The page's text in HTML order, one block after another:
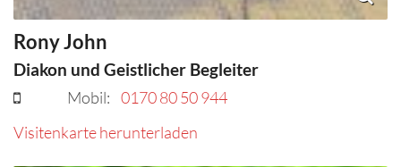
RonyJohn
Diakon und Geistlicher Begleiter
Mobil: 0170 80 50 944
Visitenkarte herunterladen